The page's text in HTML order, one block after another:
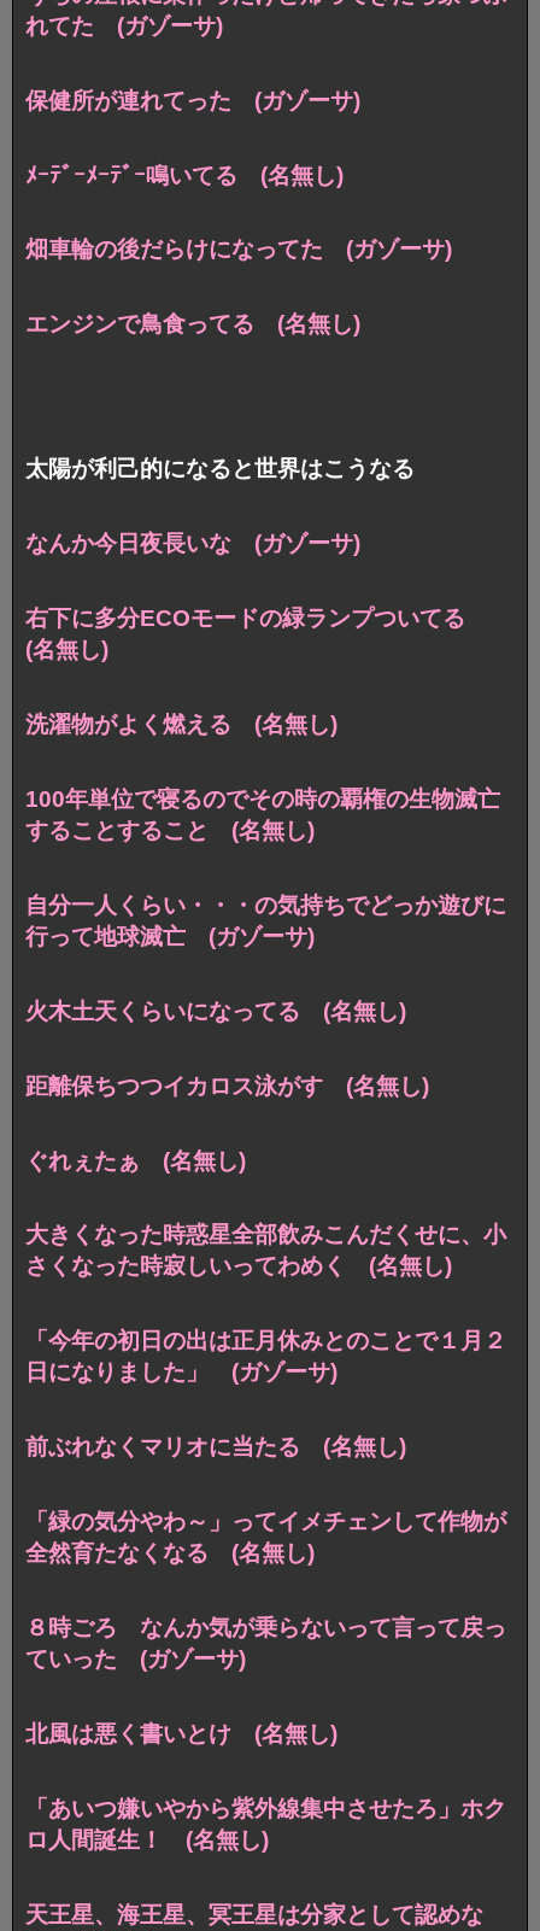
れてた (ガゾーサ)
保健所が連れてった (ガゾーサ)
ﾒｰﾃﾞｰﾒｰﾃﾞｰ鳴いてる (名無し)
畑車輪の後だらけになってた (ガゾーサ)
エンジンで鳥食ってる (名無し)
太陽が利己的になると世界はこうなる
なんか今日夜長いな (ガゾーサ)
右下に多分ECOモードの緑ランプついてる
(名無し)
洗濯物がよく燃える (名無し)
100年単位で寝るのでその時の覇権の生物滅亡
することすること (名無し)
自分一人くらい・・・の気持ちでどっか遊びに
行って地球滅亡 (ガゾーサ)
火木土天くらいになってる (名無し)
距離保ちつつイカロス泳がす (名無し)
ぐれぇたぁ (名無し)
大きくなった時惑星全部飲みこんだくせに、小
さくなった時寂しいってわめく (名無し)
「今年の初日の出は正月休みとのことで１月２
日になりました」 (ガゾーサ)
前ぶれなくマリオに当たる (名無し)
「緑の気分やわ～」ってイメチェンして作物が
全然育たなくなる (名無し)
８時ごろ なんか気が乗らないって言って戻っ
ていった (ガゾーサ)
北風は悪く書いとけ (名無し)
「あいつ嫌いやから紫外線集中させたろ」ホク
ロ人間誕生！ (名無し)
天王星、海王星、冥王星は分家として認めな